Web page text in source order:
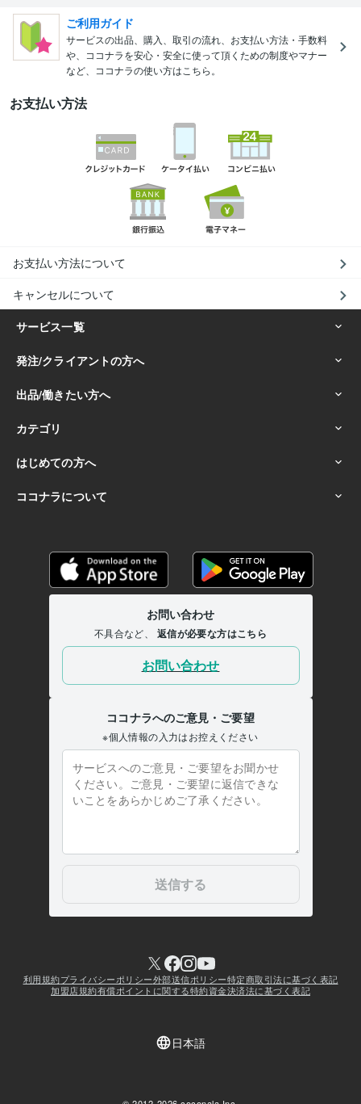
ご利用ガイド
サービスの出品、購入、取引の流れ、お支払い方法・手数料
や、ココナラを安心・安全に使って頂くための制度やマナー
など、ココナラの使い方はこちら。
お支払い方法
お支払い方法について
キャンセルについて